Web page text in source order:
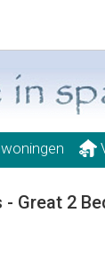
- Great 2